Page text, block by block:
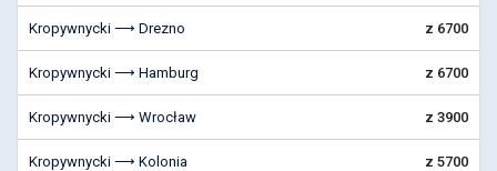
Kropywnycki ⟶ Drezno z 6700
Kropywnycki ⟶ Hamburg z 6700
Kropywnycki ⟶ Wrocław z 3900
Kropywnycki ⟶ Kolonia z 5700